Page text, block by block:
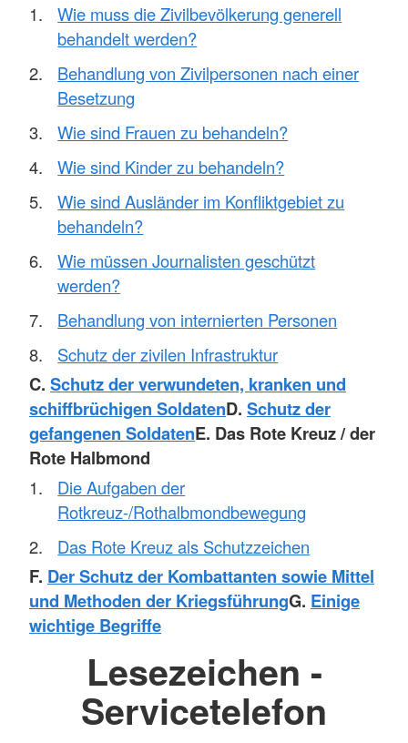
Wie muss die Zivilbevölkerung generell
behandelt werden?
Behandlung von Zivilpersonen nach einer
Besetzung
Wie sind Frauen zu behandeln?
Wie sind Kinder zu behandeln?
Wie sind Ausländer im Konfliktgebiet zu
behandeln?
Wie müssen Journalisten geschützt
werden?
Behandlung von internierten Personen
Schutz der zivilen Infrastruktur
C. Schutz der verwundeten, kranken und
schiffbrüchigen SoldatenD. Schutz der
gefangenen SoldatenE. Das Rote Kreuz / der
Rote Halbmond
Die Aufgaben der
Rotkreuz-/Rothalbmondbewegung
Das Rote Kreuz als Schutzzeichen
F. Der Schutz der Kombattanten sowie Mittel
und Methoden der KriegsführungG. Einige
wichtige Begriffe
Lesezeichen -
Servicetelefon